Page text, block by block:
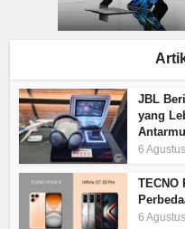
JBL
yang
6
TECNO
6